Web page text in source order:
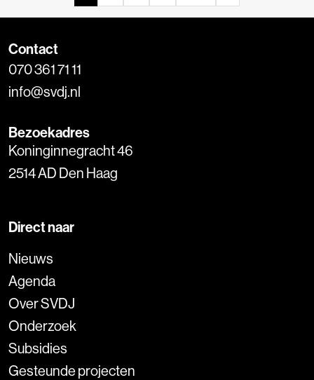
Contact
070 361 71 11
info@svdj.nl
Bezoekadres
Koninginnegracht 46
2514 AD Den Haag
Direct naar
Nieuws
Agenda
Over SVDJ
Onderzoek
Subsidies
Gesteunde projecten